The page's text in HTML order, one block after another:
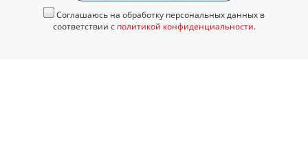
Соглашаюсь на обработку персональных данных в
соответствии с политикой конфиденциальности.